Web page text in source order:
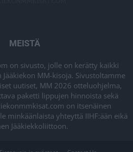
MEISTÄ
on sivusto, jolle on kerätty kaikki
MM-kisoja. Sivustoltamme
uutiset, MM 2026 otteluohjelma,
paketti lippujen hinnoista sekä
on itsenäinen
minkäänlaista yhteyttä IIHF:ään eikä
Jääkiekkoliittoon.